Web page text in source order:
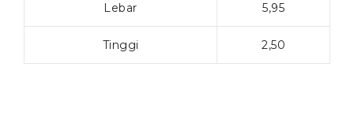
Lebar 5,95
Tinggi 2,50